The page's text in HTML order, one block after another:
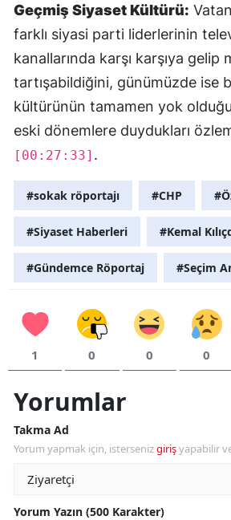
Geçmiş Siyaset Kültürü:
farklı siyasi parti liderlerinin
kanallarında karşı karşıya gelip
tartışabildiğini, günümüzde ise
kültürünün tamamen yok
eski dönemlere duydukları
[00:27:33] .
#sokak röportajı #CHP
#Siyaset Haberleri #Kemal
#Gündemce Röportaj #Seçim
1 0 0 0
Yorumlar
Takma Ad
Yorum yapmak için, istersenizgirişyapabilir
Yorum Yazın (500 Karakter)